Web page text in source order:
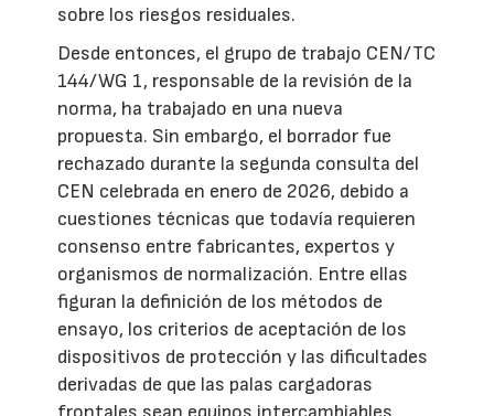
sobre los riesgos residuales.
Desde entonces, el grupo de trabajo CEN/TC
144/WG 1, responsable de la revisión de la
norma, ha trabajado en una nueva
propuesta. Sin embargo, el borrador fue
rechazado durante la segunda consulta del
CEN celebrada en enero de 2026, debido a
cuestiones técnicas que todavía requieren
consenso entre fabricantes, expertos y
organismos de normalización. Entre ellas
figuran la definición de los métodos de
ensayo, los criterios de aceptación de los
dispositivos de protección y las dificultades
derivadas de que las palas cargadoras